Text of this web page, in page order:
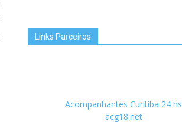
Links Parceiros
Acompanhantes Curitiba 24 hs
acg18.net